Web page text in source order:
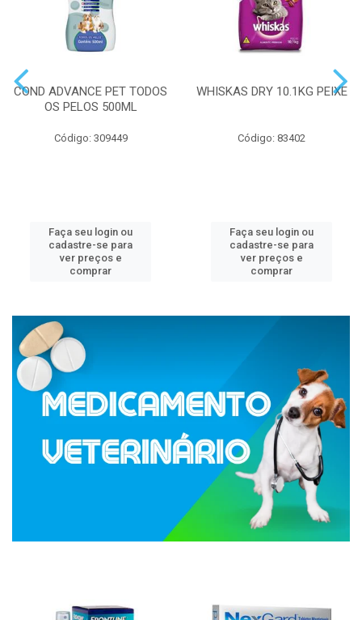
COND ADVANCE PET TODOS
OS PELOS 500ML
Código: 309449
Faça seu login ou
cadastre-se para
ver preços e
comprar
WHISKAS DRY 10.1KG PEIXE
Código: 83402
Faça seu login ou
cadastre-se para
ver preços e
comprar